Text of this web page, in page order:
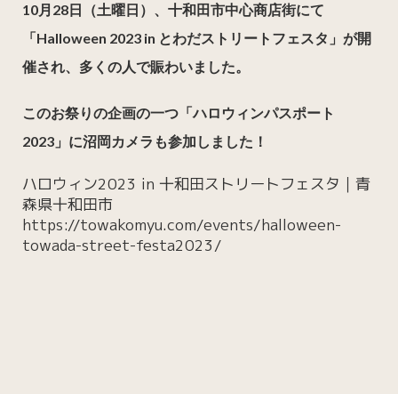
10月28日（土曜日）、十和田市中心商店街にて
「Halloween 2023 in とわだストリートフェスタ」が開
催され、多くの人で賑わいました。
このお祭りの企画の一つ「ハロウィンパスポート
2023」に沼岡カメラも参加しました！
ハロウィン2023 in 十和田ストリートフェスタ｜青
森県十和田市
https://towakomyu.com/events/halloween-
towada-street-festa2023/